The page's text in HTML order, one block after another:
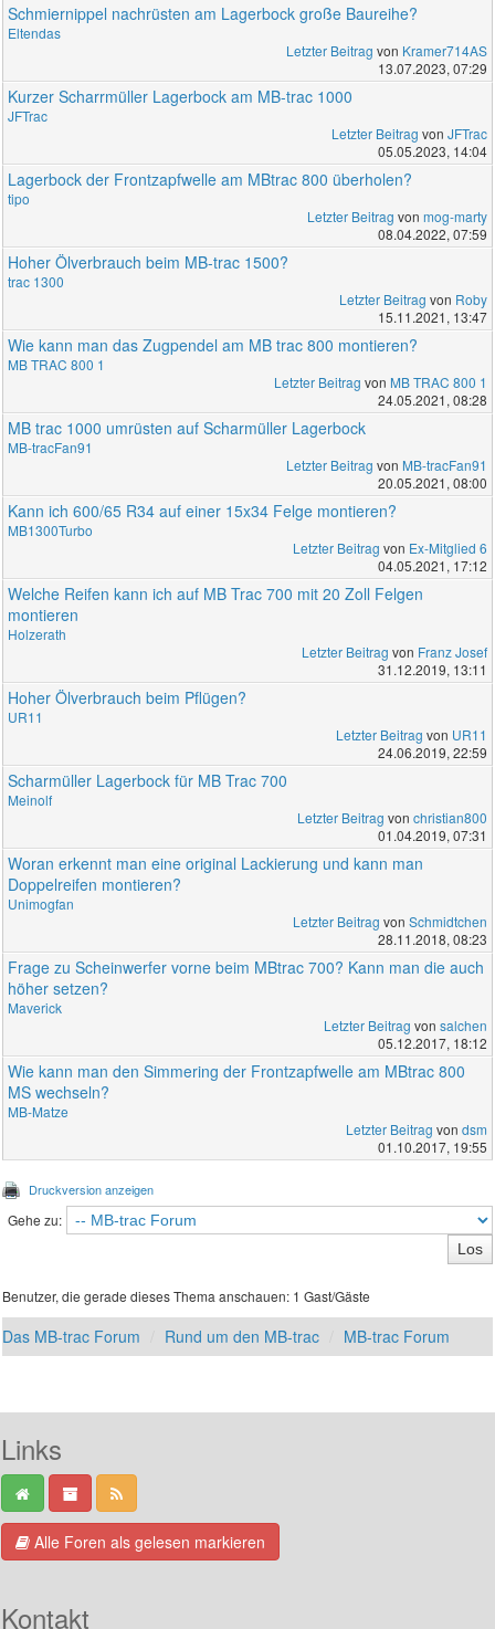
Schmiernippel nachrüsten am Lagerbock große Baureihe?
Eltendas
Letzter Beitrag von Kramer714AS
13.07.2023, 07:29
Kurzer Scharrmüller Lagerbock am MB-trac 1000
JFTrac
Letzter Beitrag von JFTrac
05.05.2023, 14:04
Lagerbock der Frontzapfwelle am MBtrac 800 überholen?
tipo
Letzter Beitrag von mog-marty
08.04.2022, 07:59
Hoher Ölverbrauch beim MB-trac 1500?
trac 1300
Letzter Beitrag von Roby
15.11.2021, 13:47
Wie kann man das Zugpendel am MB trac 800 montieren?
MB TRAC 800 1
Letzter Beitrag von MB TRAC 800 1
24.05.2021, 08:28
MB trac 1000 umrüsten auf Scharmüller Lagerbock
MB-tracFan91
Letzter Beitrag von MB-tracFan91
20.05.2021, 08:00
Kann ich 600/65 R34 auf einer 15x34 Felge montieren?
MB1300Turbo
Letzter Beitrag von Ex-Mitglied 6
04.05.2021, 17:12
Welche Reifen kann ich auf MB Trac 700 mit 20 Zoll Felgen
montieren
Holzerath
Letzter Beitrag von Franz Josef
31.12.2019, 13:11
Hoher Ölverbrauch beim Pflügen?
UR11
Letzter Beitrag von UR11
24.06.2019, 22:59
Scharmüller Lagerbock für MB Trac 700
Meinolf
Letzter Beitrag von christian800
01.04.2019, 07:31
Woran erkennt man eine original Lackierung und kann man
Doppelreifen montieren?
Unimogfan
Letzter Beitrag von Schmidtchen
28.11.2018, 08:23
Frage zu Scheinwerfer vorne beim MBtrac 700? Kann man die auch
höher setzen?
Maverick
Letzter Beitrag von salchen
05.12.2017, 18:12
Wie kann man den Simmering der Frontzapfwelle am MBtrac 800
MS wechseln?
MB-Matze
Letzter Beitrag von dsm
01.10.2017, 19:55
Druckversion anzeigen
Gehe zu:
Benutzer, die gerade dieses Thema anschauen: 1 Gast/Gäste
Das MB-trac Forum Rund um den MB-trac MB-trac Forum
Links
Alle Foren als gelesen markieren
Kontakt